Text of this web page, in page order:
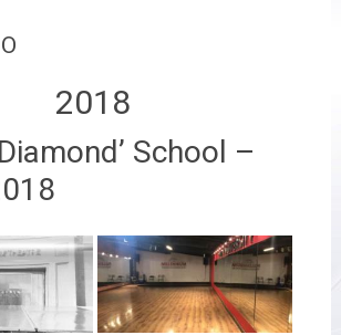
2018
School –